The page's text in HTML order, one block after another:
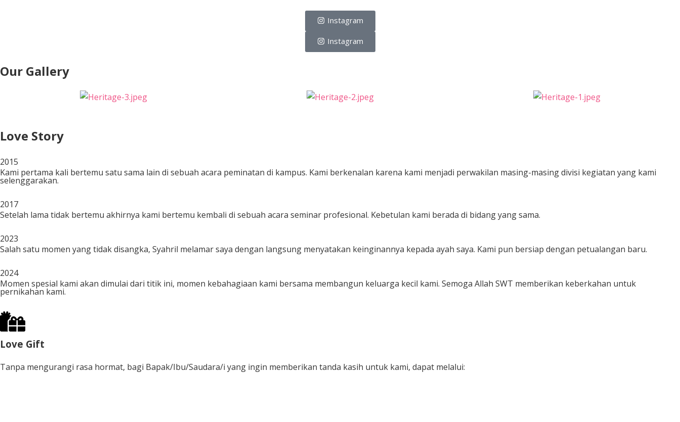
Instagram
Instagram
Our Gallery
Love Story
2015
Kami pertama kali bertemu satu sama lain di sebuah acara peminatan di kampus. Kami berkenalan karena kami menjadi perwakilan masing-masing divisi kegiatan yang kami
selenggarakan.
2017
Setelah lama tidak bertemu akhirnya kami bertemu kembali di sebuah acara seminar profesional. Kebetulan kami berada di bidang yang sama.
2023
Salah satu momen yang tidak disangka, Syahril melamar saya dengan langsung menyatakan keinginannya kepada ayah saya. Kami pun bersiap dengan petualangan baru.
2024
Momen spesial kami akan dimulai dari titik ini, momen kebahagiaan kami bersama membangun keluarga kecil kami. Semoga Allah SWT memberikan keberkahan untuk
pernikahan kami.
Love Gift
Tanpa mengurangi rasa hormat, bagi Bapak/Ibu/Saudara/i yang ingin memberikan tanda kasih untuk kami, dapat melalui: